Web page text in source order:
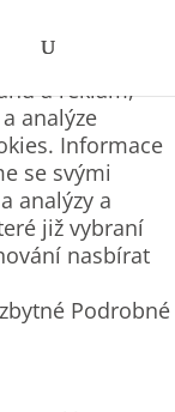
a s vaším
a reklam,
analýze
Informace
se svými
analýzy a
již vybraní
nasbírat
Podrobné